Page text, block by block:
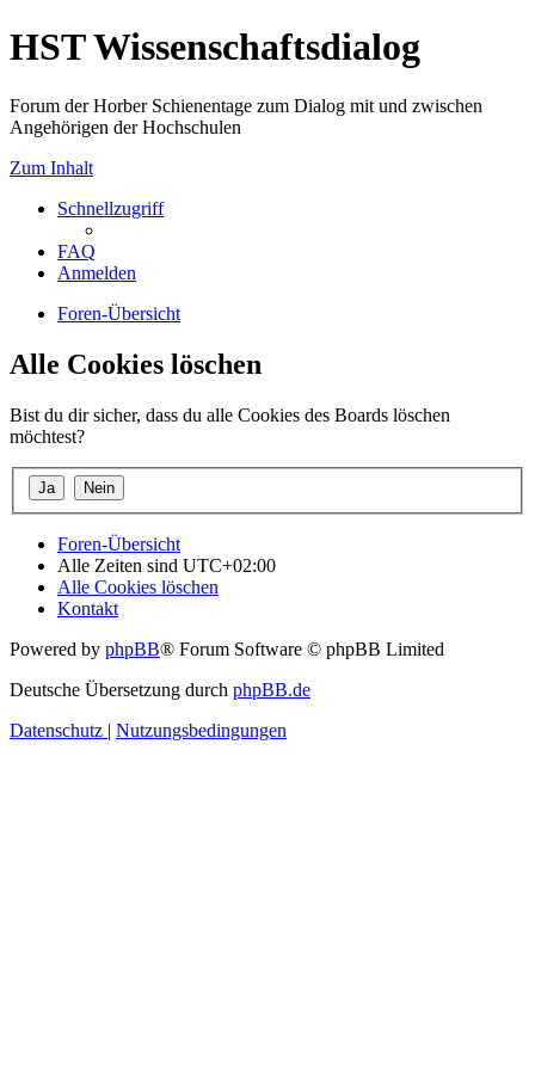
HST Wissenschaftsdialog
Forum der Horber Schienentage zum Dialog mit und zwischen
Angehörigen der Hochschulen
Zum Inhalt
Schnellzugriff
FAQ
Anmelden
Foren-Übersicht
Alle Cookies löschen
Bist du dir sicher, dass du alle Cookies des Boards löschen
möchtest?
Foren-Übersicht
Alle Zeiten sind UTC+02:00
Alle Cookies löschen
Kontakt
Powered by phpBB® Forum Software © phpBB Limited
Deutsche Übersetzung durch phpBB.de
Datenschutz | Nutzungsbedingungen